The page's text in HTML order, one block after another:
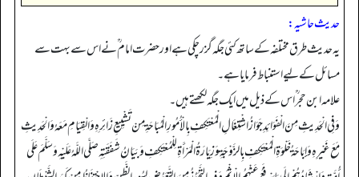
حدیث حاشیہ:
یہ حدیث طرق مختلفہ کے ساتھ کئی جگہ گزر چکی ہے اور حضرت امام ؒ نے اس سے بہت سے
مسائل کے لیے استنباط فرمایا ہے۔
علامہ ابن حجر ؒ اس کے ذیل میں ایک جگہ لکھتے ہیں۔
وَفِي الْحَدِيثِ مِنَ الْفَوَائِدِ جَوَازُ اشْتِغَالِ الْمُعْتَكِفِ بِالْأُمُورِ الْمُبَاحَةِ مِنْ تَشْيِيعِ زَائِرِهِ وَالْقِيَامِ مَعَهُ وَالْحَدِيثِ
مَعَ غَيْرِهِ وَإِبَاحَةُ خَلْوَةِ الْمُعْتَكِفِ بِالزَّوْجَةِ وَزِيَارَةُ الْمَرْأَةِ لِلْمُعْتَكِفِ وَبَيَانُ شَفَقَتِهِ صَلَّى اللَّهُ عَلَيْهِ وَسَلَّمَ عَلَى